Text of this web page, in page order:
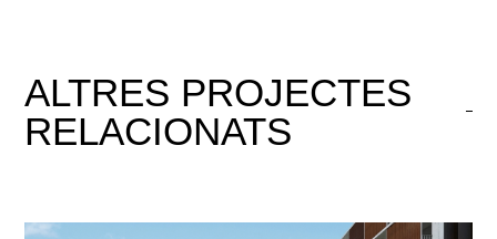
ALTRES PROJECTES
RELACIONATS